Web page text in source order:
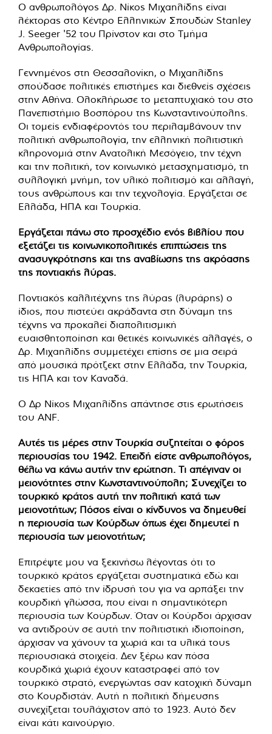
Ο ανθρωπολόγος Δρ. Νίκος Μιχαηλίδης είναι
λέκτορας στο Κέντρο Ελληνικών Σπουδών Stanley
J. Seeger '52 του Πρίνστον και στο Τμήμα
Ανθρωπολογίας.
Γεννημένος στη Θεσσαλονίκη, ο Μιχαηλίδης
σπούδασε πολιτικές επιστήμες και διεθνείς σχέσεις
στην Αθήνα. Ολοκλήρωσε το μεταπτυχιακό του στο
Πανεπιστήμιο Βοσπόρου της Κωνσταντινούπολης.
Οι τομείς ενδιαφέροντός του περιλαμβάνουν την
πολιτική ανθρωπολογία, την ελληνική πολιτιστική
κληρονομιά στην Ανατολική Μεσόγειο, την τέχνη
και την πολιτική, τον κοινωνικό μετασχηματισμό, τη
συλλογική μνήμη, τον υλικό πολιτισμό και αλλαγή,
τους ανθρώπους και την τεχνολογία. Εργάζεται σε
Ελλάδα, ΗΠΑ και Τουρκία.
Εργάζεται πάνω στο προσχέδιο ενός βιβλίου που
εξετάζει τις κοινωνικοπολιτικές επιπτώσεις της
ανασυγκρότησης και της αναβίωσης της ακρόασης
της ποντιακής λύρας.
Ποντιακός καλλιτέχνης της λύρας (λυράρης) ο
ίδιος, που πιστεύει ακράδαντα στη δύναμη της
τέχνης να προκαλεί διαπολιτισμική
ευαισθητοποίηση και θετικές κοινωνικές αλλαγές, ο
Δρ. Μιχαηλίδης συμμετέχει επίσης σε μια σειρά
από μουσικά πρότζεκτ στην Ελλάδα, την Τουρκία,
τις ΗΠΑ και τον Καναδά.
Ο Δρ Νίκος Μιχαηλίδης απάντησε στις ερωτήσεις
του ANF.
Αυτές τις μέρες στην Τουρκία συζητείται ο φόρος
περιουσίας του 1942. Επειδή είστε ανθρωπολόγος,
θέλω να κάνω αυτήν την ερώτηση. Τι απέγιναν οι
μειονότητες στην Κωνσταντινούπολη; Συνεχίζει το
τουρκικό κράτος αυτή την πολιτική κατά των
μειονοτήτων; Πόσος είναι ο κίνδυνος να δημευθεί
η περιουσία των Κούρδων όπως έχει δημευτεί η
περιουσία των μειονοτήτων;
Επιτρέψτε μου να ξεκινήσω λέγοντας ότι το
τουρκικό κράτος εργάζεται συστηματικά εδώ και
δεκαετίες από την ίδρυσή του για να αρπάξει την
κουρδική γλώσσα, που είναι η σημαντικότερη
περιουσία των Κούρδων. Όταν οι Κούρδοι άρχισαν
να αντιδρούν σε αυτή την πολιτιστική ιδιοποίηση,
άρχισαν να χάνουν τα χωριά και τα υλικά τους
περιουσιακά στοιχεία. Δεν ξέρω καν πόσα
κουρδικά χωριά έχουν καταστραφεί από τον
τουρκικό στρατό, ενεργώντας σαν κατοχική δύναμη
στο Κουρδιστάν. Αυτή η πολιτική δήμευσης
συνεχίζεται τουλάχιστον από το 1923. Αυτό δεν
είναι κάτι καινούργιο.